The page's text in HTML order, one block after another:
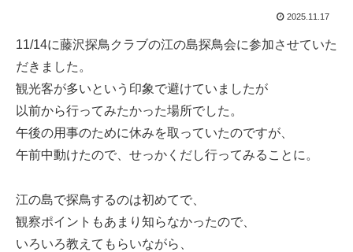
2025.11.17
11/14に藤沢探鳥クラブの江の島探鳥会に参加させていた
だきました。
観光客が多いという印象で避けていましたが
以前から行ってみたかった場所でした。
午後の用事のために休みを取っていたのですが、
午前中動けたので、せっかくだし行ってみることに。
江の島で探鳥するのは初めてで、
観察ポイントもあまり知らなかったので、
いろいろ教えてもらいながら、